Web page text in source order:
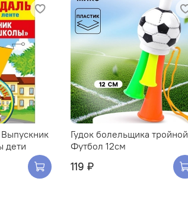
дети
Гудок болельщика тройной
Футбол 12см
119 ₽